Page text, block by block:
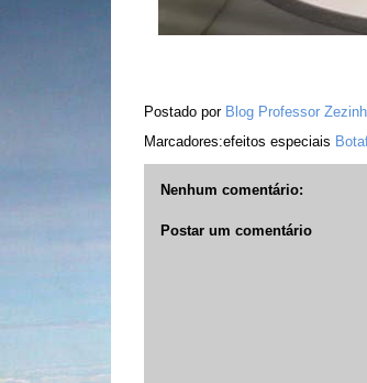
Postado por Blog Professor
Marcadores:efeitos especiais
Nenhum comentário:
Postar um comentário